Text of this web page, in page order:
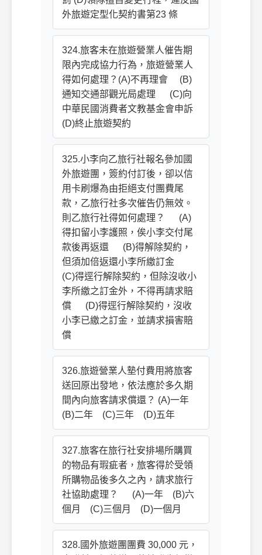
外旅遊定型化契約書第23 條
324.旅客未在旅遊營業人催告期
限內完成協力行為，旅遊營業人
得如何處理？(A)不再理會 (B)
通知交通部觀光局處理 (C)向
中華民國消費者文教基金會申訴
(D)終止旅遊契約
325.小李向乙旅行社報名參加國
外旅遊團，簽約付訂後，卻以信
用卡刷爆為由拒絕支付團費尾
款，乙旅行社多次催告仍無效。
則乙旅行社得如何處理？ (A)
得扣留小李護照，俟小李交付尾
款後再返還 (B)得解除契約，
但須加倍返還小李所繳訂金
(C)得逕行解除契約，但除沒收小
李所繳之訂金外，不得再請求賠
償 (D)得逕行解除契約，沒收
小李已繳之訂金，並請求損害賠
償
326.旅遊營業人墊付費用將旅客
送回原出發地，依法應於多久期
間內向旅客請求償還？ (A)一年
(B)二年 (C)三年 (D)五年
327.旅客在旅行社安排場所購買
的物品有瑕疵者，旅客得於受領
所購物品後多久之內，請求旅行
社協助處理？ (A)一年 (B)六
個月 (C)三個月 (D)一個月
328.國外旅遊團團費 30,000 元，